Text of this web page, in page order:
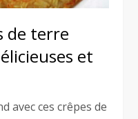
de terre
et
avec ces crêpes de